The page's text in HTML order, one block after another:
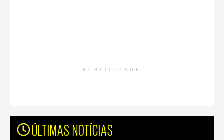
PUBLICIDADE
ÚLTIMAS NOTÍCIAS